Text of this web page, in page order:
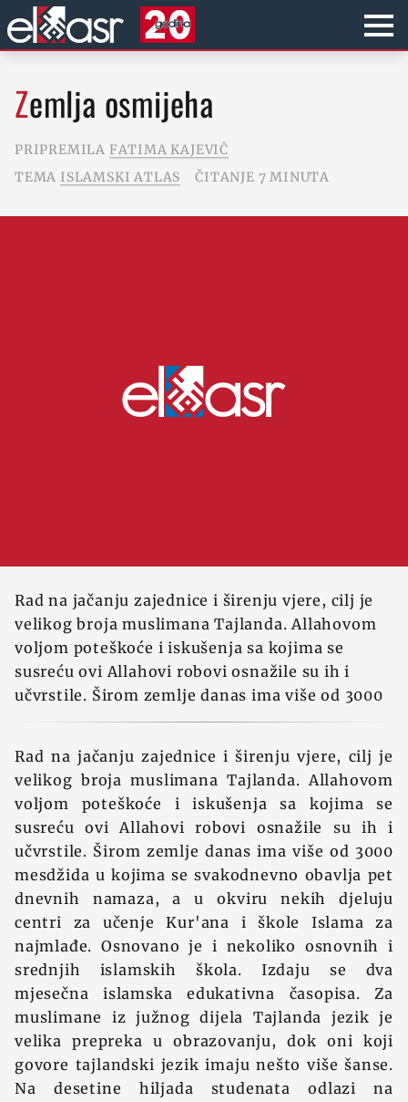
Zemlja osmijeha
PRIPREMILA FATIMA KAJEVIČ
TEMA ISLAMSKI ATLAS ČITANJE 7 MINUTA
Rad na jačanju zajednice i širenju vjere, cilj je
velikog broja muslimana Tajlanda. Allahovom
voljom poteškoće i iskušenja sa kojima se
susreću ovi Allahovi robovi osnažile su ih i
učvrstile. Širom zemlje danas ima više od 3000
Rad na jačanju zajednice i širenju vjere, cilj je
velikog broja muslimana Tajlanda. Allahovom
voljom poteškoće i iskušenja sa kojima se
susreću ovi Allahovi robovi osnažile su ih i
učvrstile. Širom zemlje danas ima više od 3000
mesdžida u kojima se svakodnevno obavlja pet
dnevnih namaza, a u okviru nekih djeluju
centri za učenje Kur'ana i škole Islama za
najmlađe. Osnovano je i nekoliko osnovnih i
srednjih islamskih škola. Izdaju se dva
mjesečna islamska edukativna časopisa. Za
muslimane iz južnog dijela Tajlanda jezik je
velika prepreka u obrazovanju, dok oni koji
govore tajlandski jezik imaju nešto više šanse.
Na desetine hiljada studenata odlazi na